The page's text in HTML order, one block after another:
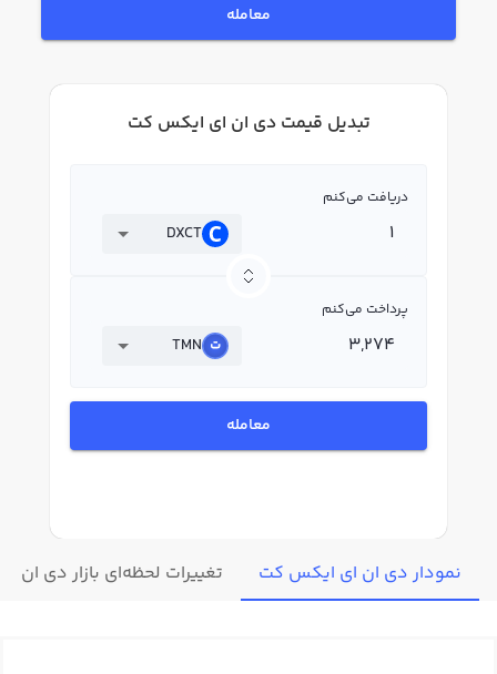
معامله
تبدیل قیمت دی ان ای ایکس کت
دریافت می‌کنم
DXCT
پرداخت می‌کنم
TMN
معامله
نمودار دی ان ای ایکس کت تغییرات لحظه‌ای بازار دی